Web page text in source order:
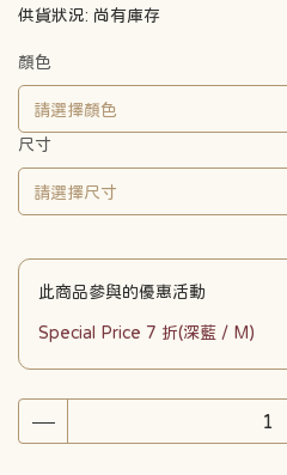
供貨狀況: 尚有庫存
顏色
請選擇顏色
尺寸
請選擇尺寸
此商品參與的優惠活動
Special Price 7 折(深藍 / M)